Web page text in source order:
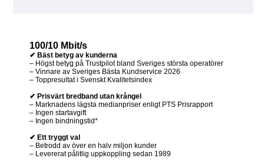
100/10 Mbit/s
✔ Bäst betyg av kunderna
– Högst betyg på Trustpilot bland Sveriges största operatörer
– Vinnare av Sveriges Bästa Kundservice 2026
– Toppresultat i Svenskt Kvalitetsindex
✔ Prisvärt bredband utan krångel
– Marknadens lägsta medianpriser enligt PTS Prisrapport
– Ingen startavgift
– Ingen bindningstid*
✔ Ett tryggt val
– Betrodd av över en halv miljon kunder
– Levererat pålitlig uppkoppling sedan 1989